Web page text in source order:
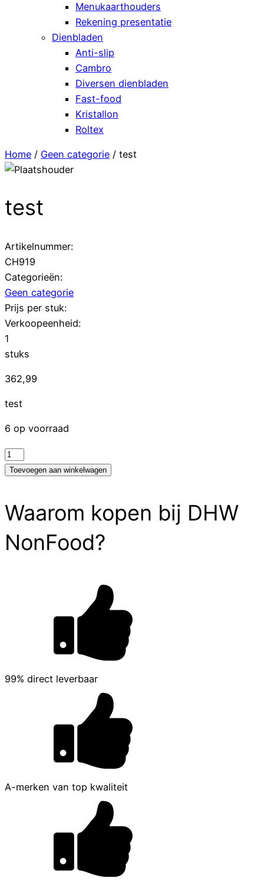
Menukaarthouders
Rekening presentatie
Dienbladen
Anti-slip
Cambro
Diversen dienbladen
Fast-food
Kristallon
Roltex
Home / Geen categorie / test
test
Artikelnummer:
CH919
Categorieën:
Geen categorie
Prijs per stuk:
Verkoopeenheid:
1
stuks
362,99
test
6 op voorraad
test
aantal
Toevoegen aan winkelwagen
Waarom kopen bij DHW
NonFood?
99% direct leverbaar
A-merken van top kwaliteit